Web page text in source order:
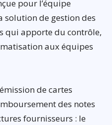
pour l’équipe
solution de gestion des
qui apporte du contrôle,
aux équipes
de cartes
des notes
fournisseurs : le